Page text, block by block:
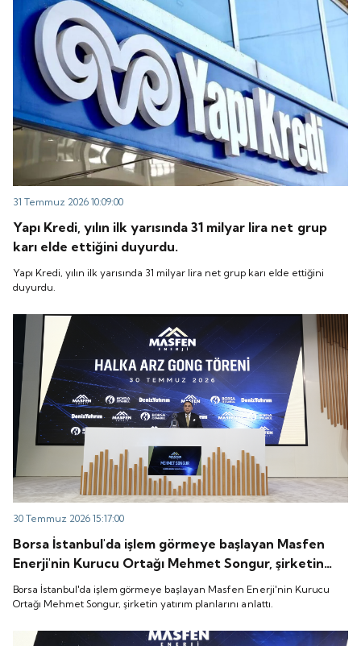
31 Temmuz 2026 10:09:00
Yapı Kredi, yılın ilk yarısında 31 milyar lira net grup
karı elde ettiğini duyurdu.
Yapı Kredi, yılın ilk yarısında 31 milyar lira net grup karı elde ettiğini
duyurdu.
30 Temmuz 2026 15:17:00
Borsa İstanbul'da işlem görmeye başlayan Masfen
Enerji'nin Kurucu Ortağı Mehmet Songur, şirketin
yatırım planlarını anlattı.
Borsa İstanbul'da işlem görmeye başlayan Masfen Enerji'nin Kurucu
Ortağı Mehmet Songur, şirketin yatırım planlarını anlattı.